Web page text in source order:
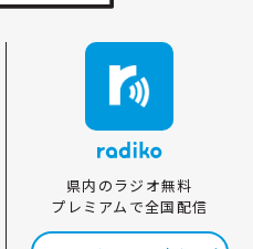
県内のラジオ無料
プレミアムで全国配信